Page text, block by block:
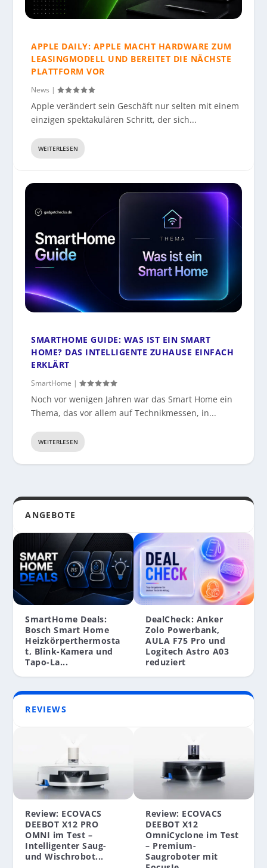
APPLE DAILY: APPLE MACHT HARDWARE ZUM
LEASINGMODELL UND BEREITET DIE NÄCHSTE
PLATTFORM VOR
News |
Apple verändert sein Geschäft nur selten mit einem
einzigen spektakulären Schritt, der sich...
WEITERLESEN
SMARTHOME GUIDE: WAS IST EIN SMART
HOME? DAS INTELLIGENTE ZUHAUSE EINFACH
ERKLÄRT
SmartHome |
Noch vor wenigen Jahren war das Smart Home ein
Thema, das vor allem auf Technikmessen, in...
WEITERLESEN
ANGEBOTE
SmartHome Deals:
Bosch Smart Home
Heizkörperthermosta
t, Blink-Kamera und
Tapo-La...
DealCheck: Anker
Zolo Powerbank,
AULA F75 Pro und
Logitech Astro A03
reduziert
REVIEWS
Review: ECOVACS
DEEBOT X12 PRO
OMNI im Test –
Intelligenter Saug-
und Wischrobot...
Review: ECOVACS
DEEBOT X12
OmniCyclone im Test
– Premium-
Saugroboter mit